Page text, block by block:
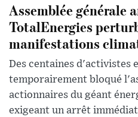
Assemblée générale
TotalEnergies
manifestations
Des centaines d'activistes
temporairement bloqué
actionnaires du géant
exigeant un arrêt